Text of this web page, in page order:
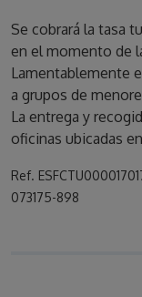
Se cobrará la tasa
en el momento de
Lamentablemente
a grupos de
La entrega y
oficinas ubicadas
Ref.
073175-898